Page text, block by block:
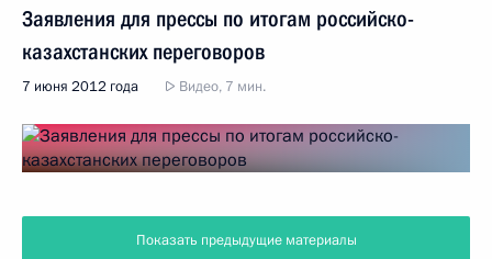
Заявления для прессы по итогам российско-
казахстанских переговоров
7 июня 2012 года Видео, 7 мин.
Показать предыдущие материалы